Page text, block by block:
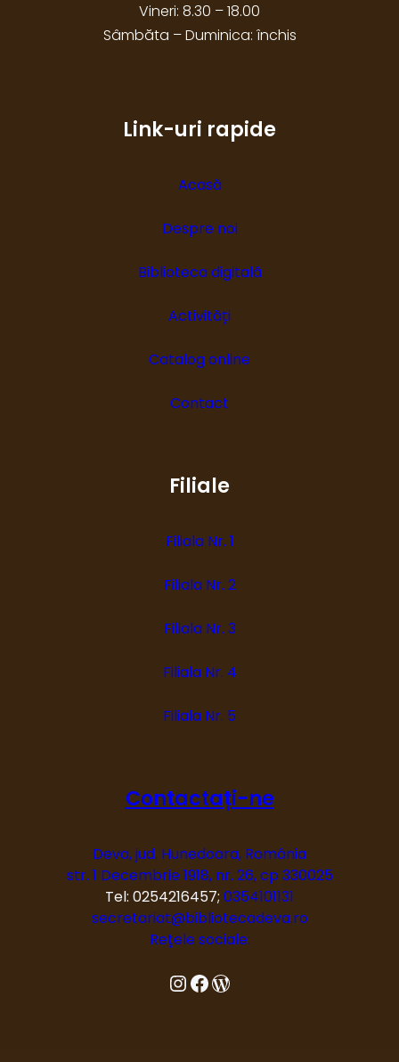
Vineri: 8.30 – 18.00
Sâmbăta – Duminica: închis
Link-uri rapide
Acasă
Despre noi
Biblioteca digitală
Activități
Catalog online
Contact
Filiale
Filiala Nr. 1
Filiala Nr. 2
Filiala Nr. 3
Filiala Nr. 4
Filiala Nr. 5
Contactați-ne
Deva, jud. Hunedoara, România
str. 1 Decembrie 1918, nr. 26, cp 330025
Tel: 0254216457; 0354101131
secretariat@bibliotecadeva.ro
Rețele sociale:
InstagramFacebook Blog